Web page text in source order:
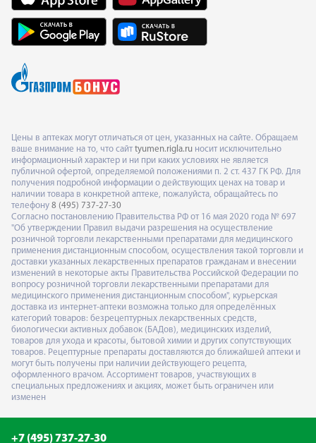
Цены в аптеках могут отличаться от цен, указанных на сайте. Обращаем
ваше внимание на то, что сайт tyumen.rigla.ru носит исключительно
информационный характер и ни при каких условиях не является
публичной офертой, определяемой положениями п. 2 ст. 437 ГК РФ. Для
получения подробной информации о действующих ценах на товар и
наличии товара в конкретной аптеке, пожалуйста, обращайтесь по
телефону 8 (495) 737-27-30
Согласно постановлению Правительства РФ от 16 мая 2020 года № 697
"Об утверждении Правил выдачи разрешения на осуществление
розничной торговли лекарственными препаратами для медицинского
применения дистанционным способом, осуществления такой торговли и
доставки указанных лекарственных препаратов гражданам и внесении
изменений в некоторые акты Правительства Российской Федерации по
вопросу розничной торговли лекарственными препаратами для
медицинского применения дистанционным способом", курьерская
доставка из интернет-аптеки возможна только для определённых
категорий товаров: безрецептурных лекарственных средств,
биологически активных добавок (БАДов), медицинских изделий,
товаров для ухода и красоты, бытовой химии и других сопутствующих
товаров. Рецептурные препараты доставляются до ближайшей аптеки и
могут быть получены при наличии действующего рецепта,
оформленного врачом. Ассортимент товаров, участвующих в
специальных предложениях и акциях, может быть ограничен или
изменен
+7 (495) 737-27-30